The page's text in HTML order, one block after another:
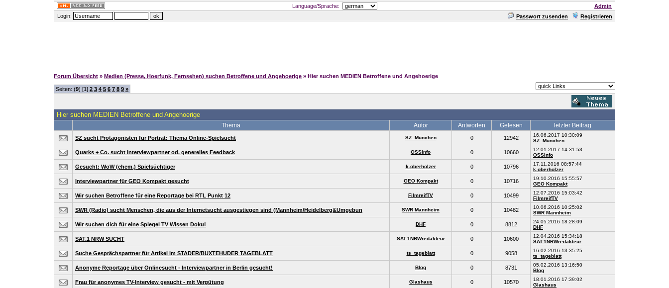
Language/Sprache:
Admin
Login:
Passwort zusenden Registrieren
Forum Übersicht » Medien (Presse, Hoerfunk, Fernsehen) suchen Betroffene und Angehoerige » Hier suchen MEDIEN Betroffene und Angehoerige
Seiten: (9) [1] 2 3 4 5 6 7 8 9 »
Hier suchen MEDIEN Betroffene und Angehoerige
Thema Autor Antworten Gelesen letzter Beitrag
SZ sucht Protagonisten für Porträt: Thema Online-Spielsucht SZ_München 0 12942
16.06.2017 10:30:09
SZ_München
Quarks + Co. sucht Interviewpartner od. generelles Feedback OSSInfo 0 10660
12.01.2017 14:31:53
OSSInfo
Gesucht: WoW (ehem.) Spielsüchtiger k.oberholzer 0 10796
17.11.2016 08:57:44
k.oberholzer
Interviewpartner für GEO Kompakt gesucht GEO Kompakt 0 10716
19.10.2016 15:55:57
GEO Kompakt
Wir suchen Betroffene für eine Reportage bei RTL Punkt 12 FilmreifTV 0 10499
12.07.2016 15:03:42
FilmreifTV
SWR (Radio) sucht Menschen, die aus der Internetsucht ausgestiegen sind (Mannheim/Heidelberg&Umgebun SWR Mannheim 0 10482
10.06.2016 10:25:02
SWR Mannheim
Wir suchen dich für eine Spiegel TV Wissen Doku! DHF 0 8812
24.05.2016 18:28:09
DHF
SAT.1 NRW SUCHT SAT.1NRWredakteur 0 10600
12.04.2016 15:34:18
SAT.1NRWredakteur
Suche Gesprächspartner für Artikel im STADER/BUXTEHUDER TAGEBLATT ts_tageblatt 0 9058
16.02.2016 13:35:25
ts_tageblatt
Anonyme Reportage über Onlinesucht - Interviewpartner in Berlin gesucht! Blog 0 8731
05.02.2016 13:16:50
Blog
Frau für anonymes TV-Interview gesucht - mit Vergütung Glashaus 0 10570
18.01.2016 17:39:02
Glashaus